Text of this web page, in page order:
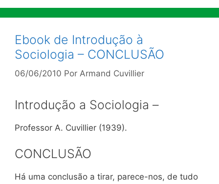
Ebook de Introdução à
Sociologia – CONCLUSÃO
06/06/2010 Por Armand Cuvillier
Introdução a Sociologia –
Professor A. Cuvillier (1939).
CONCLUSÃO
Há uma conclusão a tirar, parece-nos, de tudo